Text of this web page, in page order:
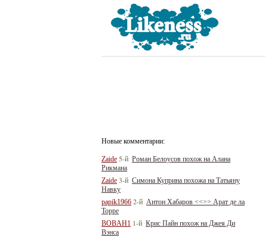
Новые комментарии:
Zaide 5-й Роман Белоусов похож на Алана
Рикмана
Zaide 3-й Симона Куприна похожа на Татьяну
Навку
papik1966 2-й Антон Хабаров <<>> Арат де ла
Торре
BOBAH1 1-й Крис Пайн похож на Джея Ди
Вэнса